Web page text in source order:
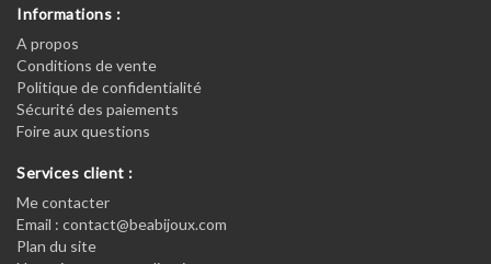
Informations :
A propos
Conditions de vente
Politique de confidentialité
Sécurité des paiements
Foire aux questions
Services client :
Me contacter
Email : contact@beabijoux.com
Plan du site